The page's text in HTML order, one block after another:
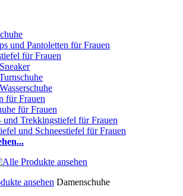
und Pantoletten für Frauen
für Frauen
für Frauen
für Frauen
und Trekkingstiefel für Frauen
und Schneestiefel für Frauen
ansehen Damenschuhe